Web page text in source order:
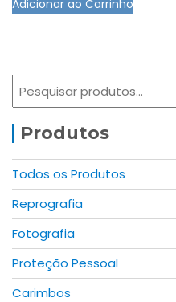
Adicionar ao Carrinhoproduct
The
options
chosen
Pesquisar
Produtos
Todos os Produtos
Reprografia
Fotografia
Proteção Pessoal
Carimbos